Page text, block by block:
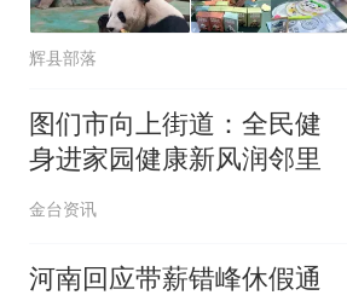
辉县部落
图们市向上街道：全民健
身进家园健康新风润邻里
金台资讯
河南回应带薪错峰休假通